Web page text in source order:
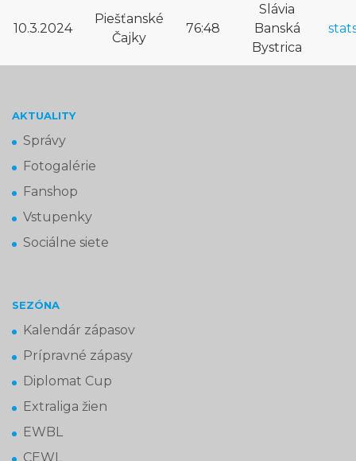
10.3.2024
Piešťanské
Čajky
76:48
Slávia
Banská
Bystrica
AKTUALITY
Správy
Fotogalérie
Fanshop
Vstupenky
Sociálne siete
SEZÓNA
Kalendár zápasov
Prípravné zápasy
Diplomat Cup
Extraliga žien
EWBL
CEWL